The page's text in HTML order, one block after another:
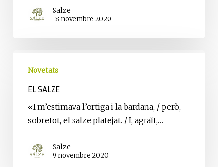
Bertolucci,
primera
vegada
Salze
18 novembre 2020
salzeNovetats
EL SALZE
«I m’estimava l’ortiga i la bardana, / però,
sobretot, el salze platejat. / I, agraït,…
Salze
9 novembre 2020